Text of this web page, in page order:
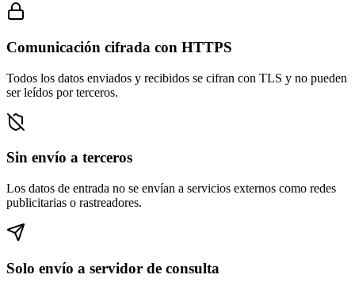
Comunicación cifrada con HTTPS
Todos los datos enviados y recibidos se cifran con TLS y no pueden
ser leídos por terceros.
Sin envío a terceros
Los datos de entrada no se envían a servicios externos como redes
publicitarias o rastreadores.
Solo envío a servidor de consulta